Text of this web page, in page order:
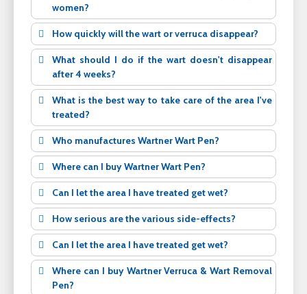
women?
How quickly will the wart or verruca disappear?
What should I do if the wart doesn't disappear
after 4 weeks?
What is the best way to take care of the area I've
treated?
Who manufactures Wartner Wart Pen?
Where can I buy Wartner Wart Pen?
Can I let the area I have treated get wet?
How serious are the various side-effects?
Can I let the area I have treated get wet?
Where can I buy Wartner Verruca & Wart Removal
Pen?